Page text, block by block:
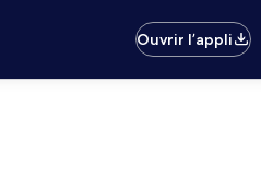
Ouvrir l’appli